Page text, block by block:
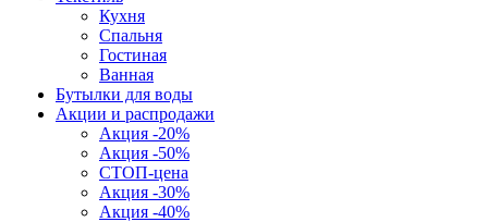
Кухня
Спальня
Гостиная
Ванная
Бутылки для воды
Акции и распродажи
Акция -20%
Акция -50%
СТОП-цена
Акция -30%
Акция -40%